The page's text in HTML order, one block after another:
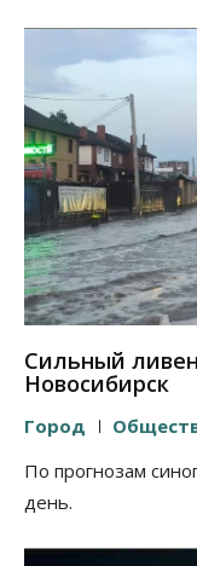
Сильный
Новосибирск
Город
По прогнозам
день.